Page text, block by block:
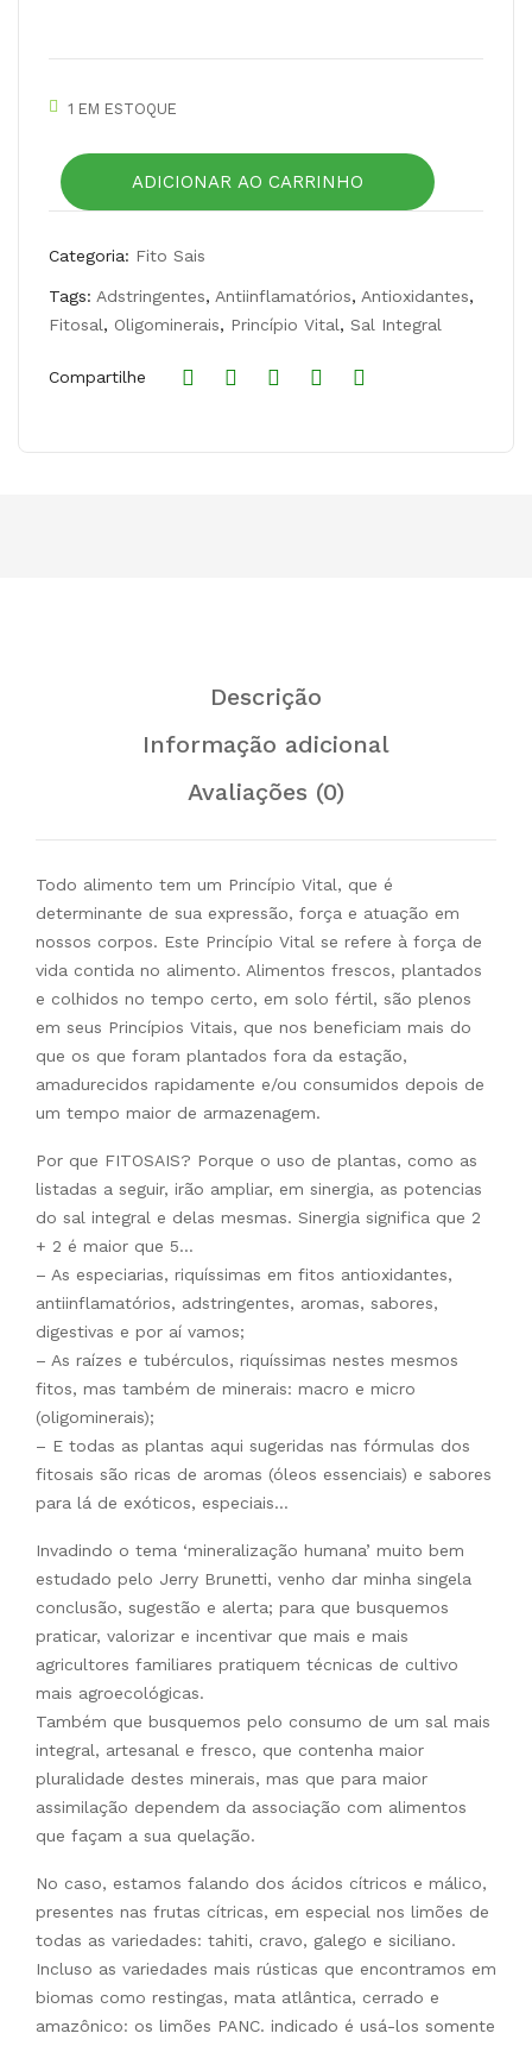
1 EM ESTOQUE
PROMO:
Fito
Sal
Lemon
Pepper
(70g)
ADICIONAR AO CARRINHO
Categoria: Fito Sais
Tags: Adstringentes, Antiinflamatórios, Antioxidantes,
Fitosal, Oligominerais, Princípio Vital, Sal Integral
Compartilhe
Descrição
Informação adicional
Avaliações (0)
Todo alimento tem um Princípio Vital, que é
determinante de sua expressão, força e atuação em
nossos corpos. Este Princípio Vital se refere à força de
vida contida no alimento. Alimentos frescos, plantados
e colhidos no tempo certo, em solo fértil, são plenos
em seus Princípios Vitais, que nos beneficiam mais do
que os que foram plantados fora da estação,
amadurecidos rapidamente e/ou consumidos depois de
um tempo maior de armazenagem.
Por que FITOSAIS? Porque o uso de plantas, como as
listadas a seguir, irão ampliar, em sinergia, as potencias
do sal integral e delas mesmas. Sinergia significa que 2
+ 2 é maior que 5…
– As especiarias, riquíssimas em fitos antioxidantes,
antiinflamatórios, adstringentes, aromas, sabores,
digestivas e por aí vamos;
– As raízes e tubérculos, riquíssimas nestes mesmos
fitos, mas também de minerais: macro e micro
(oligominerais);
– E todas as plantas aqui sugeridas nas fórmulas dos
fitosais são ricas de aromas (óleos essenciais) e sabores
para lá de exóticos, especiais…
Invadindo o tema ‘mineralização humana’ muito bem
estudado pelo Jerry Brunetti, venho dar minha singela
conclusão, sugestão e alerta; para que busquemos
praticar, valorizar e incentivar que mais e mais
agricultores familiares pratiquem técnicas de cultivo
mais agroecológicas.
Também que busquemos pelo consumo de um sal mais
integral, artesanal e fresco, que contenha maior
pluralidade destes minerais, mas que para maior
assimilação dependem da associação com alimentos
que façam a sua quelação.
No caso, estamos falando dos ácidos cítricos e málico,
presentes nas frutas cítricas, em especial nos limões de
todas as variedades: tahiti, cravo, galego e siciliano.
Incluso as variedades mais rústicas que encontramos em
biomas como restingas, mata atlântica, cerrado e
amazônico: os limões PANC. indicado é usá-los somente